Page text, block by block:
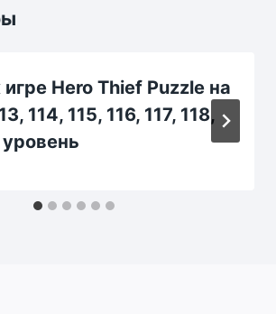
Hero Thief Puzzle на
114, 115, 116, 117, 118,